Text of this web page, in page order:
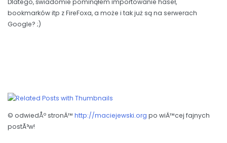
Dlatego, świadomie pominąłem importowanie haseł,
bookmarków itp z FireFoxa, a może i tak już są na serwerach
Google? ;)
© odwiedÅº stronÄ™ http://maciejewski.org po wiÄ™cej fajnych
postÃ³w!